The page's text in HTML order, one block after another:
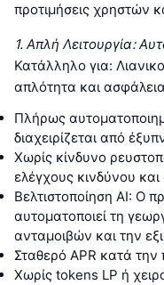
προτιμήσεις χρηστών
1. Απλή Λειτουργία:
Κατάλληλο για:
απλότητα και
Πλήρως
διαχειρίζεται από
Χωρίς κίνδυνο
ελέγχους κινδύνου
Βελτιστοποίηση AI: Ο
αυτοματοποιεί τη
ανταμοιβών και την
Σταθερό APR κατά την
Χωρίς tokens LP ή